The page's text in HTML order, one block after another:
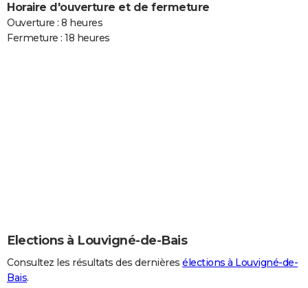
Horaire d'ouverture et de fermeture
Ouverture : 8 heures
Fermeture : 18 heures
Elections à Louvigné-de-Bais
Consultez les résultats des dernières élections à Louvigné-de-
Bais.